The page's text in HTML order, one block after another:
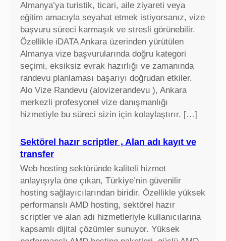
Almanya’ya turistik, ticari, aile ziyareti veya
eğitim amacıyla seyahat etmek istiyorsanız, vize
başvuru süreci karmaşık ve stresli görünebilir.
Özellikle iDATA Ankara üzerinden yürütülen
Almanya vize başvurularında doğru kategori
seçimi, eksiksiz evrak hazırlığı ve zamanında
randevu planlaması başarıyı doğrudan etkiler.
Alo Vize Randevu (alovizerandevu ), Ankara
merkezli profesyonel vize danışmanlığı
hizmetiyle bu süreci sizin için kolaylaştırır. […]
Sektörel hazır scriptler , Alan adı kayıt ve
transfer
Web hosting sektöründe kaliteli hizmet
anlayışıyla öne çıkan, Türkiye’nin güvenilir
hosting sağlayıcılarından biridir. Özellikle yüksek
performanslı AMD hosting, sektörel hazır
scriptler ve alan adı hizmetleriyle kullanıcılarına
kapsamlı dijital çözümler sunuyor. Yüksek